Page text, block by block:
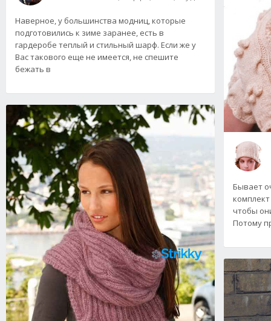
Наверное, у большинства модниц, которые
подготовились к зиме заранее, есть в
гардеробе теплый и стильный шарф. Если же у
Вас такового еще не имеется, не спешите
бежать в
Бывает
чтобы
Потому